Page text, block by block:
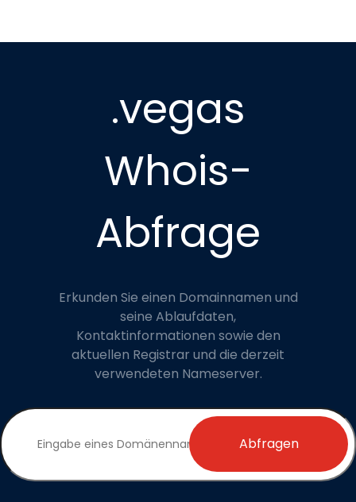
.vegas
Whois-
Abfrage
Erkunden Sie einen Domainnamen und
seine Ablaufdaten,
Kontaktinformationen sowie den
aktuellen Registrar und die derzeit
verwendeten Nameserver.
Abfragen